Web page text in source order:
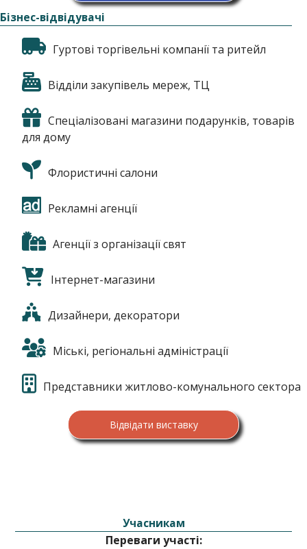
Бізнес-відвідувачі
Гуртові торгівельні компанії та ритейл
Відділи закупівель мереж, ТЦ
Спеціалізовані магазини подарунків, товарів
для дому
Флористичні салони
Рекламні агенції
Агенції з організації свят
Інтернет-магазини
Дизайнери, декоратори
Міські, регіональні адміністрації
Представники житлово-комунального сектора
Відвідати виставку
Учасникам
Переваги участі: